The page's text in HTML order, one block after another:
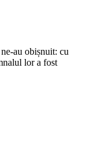
au obișnuit: cu
lor a fost